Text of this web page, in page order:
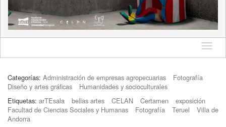
Idioma
Categorías: Administración de empresas agropecuarias
Fotografía
Diseño y artes gráficas
Humanidades y socioculturales
Etiquetas: arTEsala bellas artes CELAN Certamen
exposición
Facultad de Ciencias Sociales y Humanas
Fotografía Teruel
Villa de
Andorra